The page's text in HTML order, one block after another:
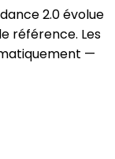
2.0 évolue
référence. Les
—